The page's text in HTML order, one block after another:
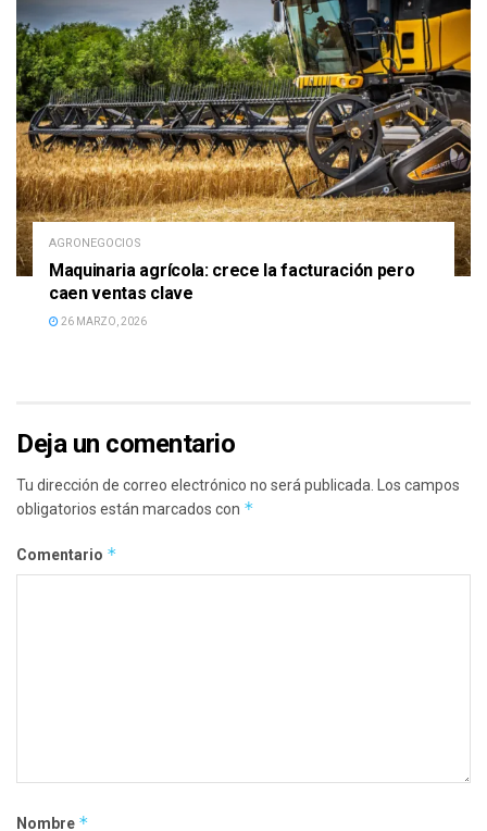
AGRONEGOCIOS
Maquinaria agrícola: crece la facturación pero
caen ventas clave
26 MARZO, 2026
Deja un comentario
Tu dirección de correo electrónico no será publicada. Los campos
obligatorios están marcados con *
Comentario *
Nombre *